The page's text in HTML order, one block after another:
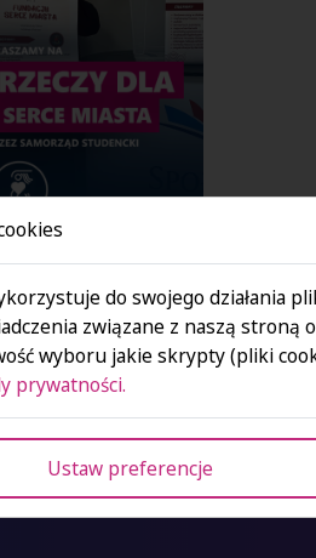
do swojego działania
związane z naszą stroną
wyboru jakie skrypty (pliki
prywatności.
Ustaw preferencje